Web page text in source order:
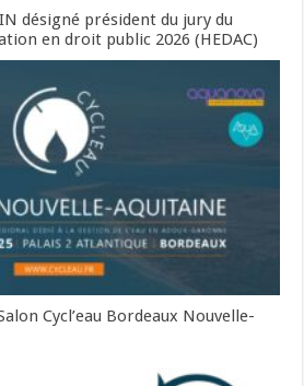
désigné président du jury du
en droit public 2026 (HEDAC)
Cycl’eau Bordeaux Nouvelle-